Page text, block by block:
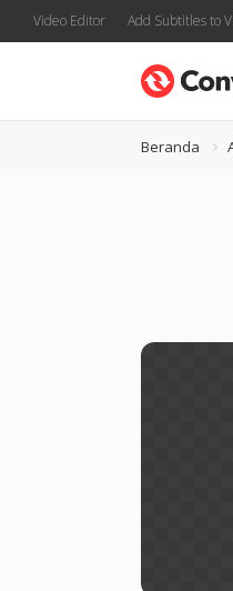
Video Editor Add Subtitles to
Beranda